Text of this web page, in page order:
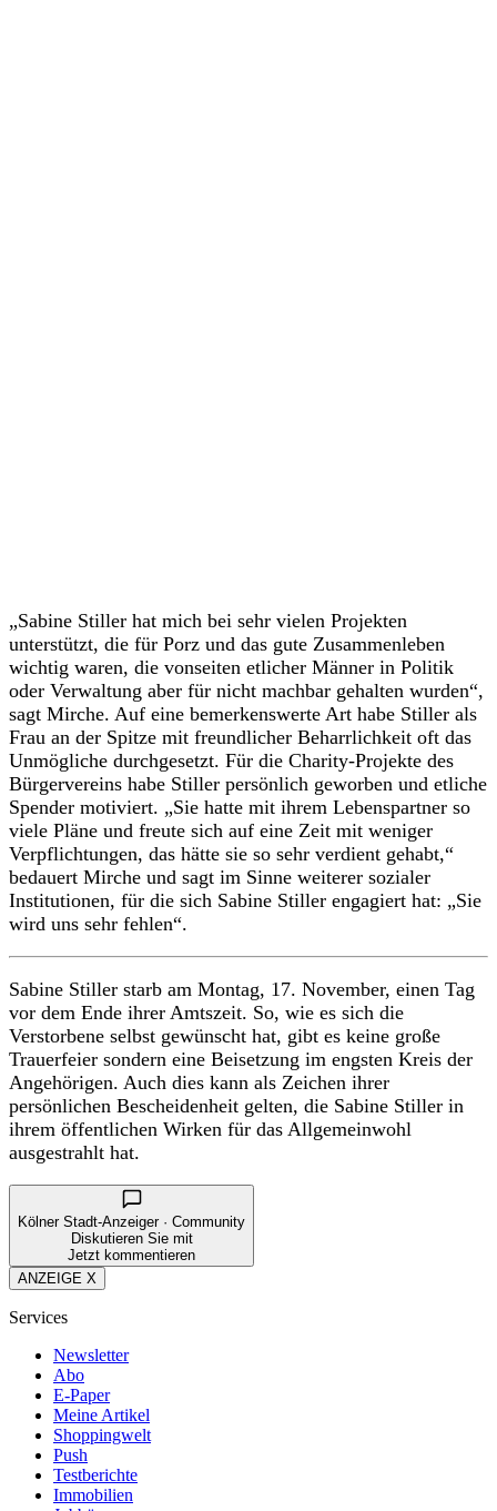
„Sabine Stiller hat mich bei sehr vielen Projekten
unterstützt, die für Porz und das gute Zusammenleben
wichtig waren, die vonseiten etlicher Männer in Politik
oder Verwaltung aber für nicht machbar gehalten wurden“,
sagt Mirche. Auf eine bemerkenswerte Art habe Stiller als
Frau an der Spitze mit freundlicher Beharrlichkeit oft das
Unmögliche durchgesetzt. Für die Charity-Projekte des
Bürgervereins habe Stiller persönlich geworben und etliche
Spender motiviert. „Sie hatte mit ihrem Lebenspartner so
viele Pläne und freute sich auf eine Zeit mit weniger
Verpflichtungen, das hätte sie so sehr verdient gehabt,“
bedauert Mirche und sagt im Sinne weiterer sozialer
Institutionen, für die sich Sabine Stiller engagiert hat: „Sie
wird uns sehr fehlen“.
Sabine Stiller starb am Montag, 17. November, einen Tag
vor dem Ende ihrer Amtszeit. So, wie es sich die
Verstorbene selbst gewünscht hat, gibt es keine große
Trauerfeier sondern eine Beisetzung im engsten Kreis der
Angehörigen. Auch dies kann als Zeichen ihrer
persönlichen Bescheidenheit gelten, die Sabine Stiller in
ihrem öffentlichen Wirken für das Allgemeinwohl
ausgestrahlt hat.
Kölner Stadt-Anzeiger · Community
Diskutieren Sie mit
Jetzt kommentieren
ANZEIGE X
Services
Newsletter
Abo
E-Paper
Meine Artikel
Shoppingwelt
Push
Testberichte
Immobilien